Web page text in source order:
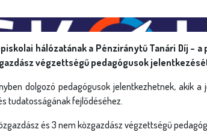
hálózatának a Pénziránytű Tanári Díj –
végzettségű pedagógusok
dolgozó pedagógusok jelentkezhetnek, akik
tudatosságának fejlődéséhez.
és 3 nem közgazdász végzettségű